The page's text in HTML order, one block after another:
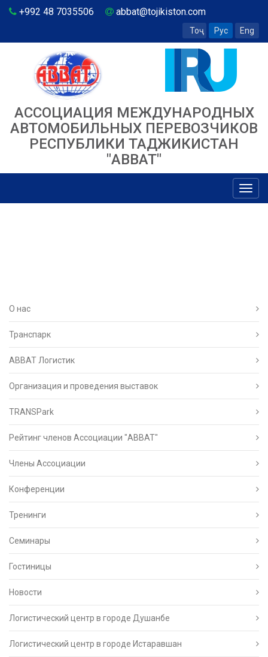
+992 48 7035506 abbat@tojikiston.com
Тоҷ Рус Eng
АССОЦИАЦИЯ МЕЖДУНАРОДНЫХ
АВТОМОБИЛЬНЫХ ПЕРЕВОЗЧИКОВ
РЕСПУБЛИКИ ТАДЖИКИСТАН
"ABBAT"
О нас
Транспарк
ABBAT Логистик
Организация и проведения выставок
TRANSPark
Рейтинг членов Ассоциации "АВВАТ"
Члены Ассоциации
Конференции
Тренинги
Семинары
Гостиницы
Новости
Логистический центр в городе Душанбе
Логистический центр в городе Истаравшан